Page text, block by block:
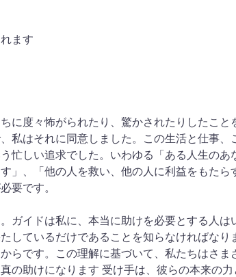
ます
に度々怖がられたり、驚かされたりしたこ
私はそれに同意しました。この生活と仕事
忙しい追求でした。いわゆる「ある人生の
」、「他の人を救い、他の人に利益をもた
要です。
ガイドは私に、本当に助けを必要とする人
しているだけであることを知らなければな
らです。この理解に基づいて、私たちはさ
助けになります 受け手は、彼らの本来の